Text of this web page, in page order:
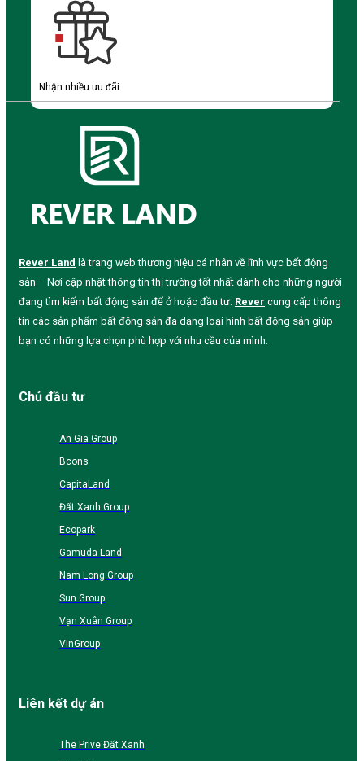
Nhận nhiều ưu đãi
Rever Land là trang web thương hiệu cá nhân về lĩnh vực bất động
sản – Nơi cập nhật thông tin thị trường tốt nhất dành cho những người
đang tìm kiếm bất động sản để ở hoặc đầu tư. Rever cung cấp thông
tin các sản phẩm bất động sản đa dạng loại hình bất động sản giúp
bạn có những lựa chọn phù hợp với nhu cầu của mình.
Chủ đầu tư
An Gia Group
Bcons
CapitaLand
Đất Xanh Group
Ecopark
Gamuda Land
Nam Long Group
Sun Group
Vạn Xuân Group
VinGroup
Liên kết dự án
The Prive Đất Xanh